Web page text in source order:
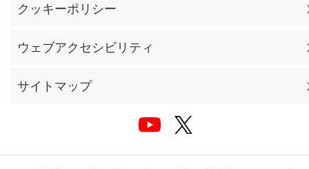
クッキーポリシー
ウェブアクセシビリティ
サイトマップ